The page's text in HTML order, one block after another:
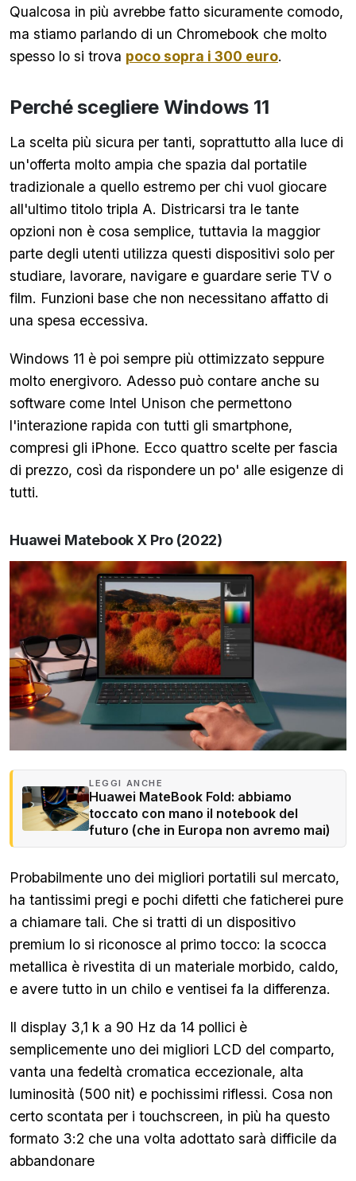
Qualcosa in più avrebbe fatto sicuramente comodo,
ma stiamo parlando di un Chromebook che molto
spesso lo si trova poco sopra i 300 euro.
Perché scegliere Windows 11
La scelta più sicura per tanti, soprattutto alla luce di
un'offerta molto ampia che spazia dal portatile
tradizionale a quello estremo per chi vuol giocare
all'ultimo titolo tripla A. Districarsi tra le tante
opzioni non è cosa semplice, tuttavia la maggior
parte degli utenti utilizza questi dispositivi solo per
studiare, lavorare, navigare e guardare serie TV o
film. Funzioni base che non necessitano affatto di
una spesa eccessiva.
Windows 11 è poi sempre più ottimizzato seppure
molto energivoro. Adesso può contare anche su
software come Intel Unison che permettono
l'interazione rapida con tutti gli smartphone,
compresi gli iPhone. Ecco quattro scelte per fascia
di prezzo, così da rispondere un po' alle esigenze di
tutti.
Huawei Matebook X Pro (2022)
LEGGI ANCHE
Huawei MateBook Fold: abbiamo
toccato con mano il notebook del
futuro (che in Europa non avremo mai)
Probabilmente uno dei migliori portatili sul mercato,
ha tantissimi pregi e pochi difetti che faticherei pure
a chiamare tali. Che si tratti di un dispositivo
premium lo si riconosce al primo tocco: la scocca
metallica è rivestita di un materiale morbido, caldo,
e avere tutto in un chilo e ventisei fa la differenza.
Il display 3,1 k a 90 Hz da 14 pollici è
semplicemente uno dei migliori LCD del comparto,
vanta una fedeltà cromatica eccezionale, alta
luminosità (500 nit) e pochissimi riflessi. Cosa non
certo scontata per i touchscreen, in più ha questo
formato 3:2 che una volta adottato sarà difficile da
abbandonare